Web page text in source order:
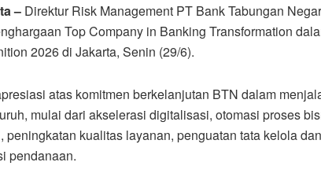
– Direktur Risk Management PT Bank Tabungan
Top Company in Banking Transformation
2026 di Jakarta, Senin (29/6).
atas komitmen berkelanjutan BTN dalam
mulai dari akselerasi digitalisasi, otomasi proses
peningkatan kualitas layanan, penguatan tata kelola
pendanaan.